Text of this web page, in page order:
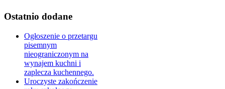
Ostatnio dodane
Ogłoszenie o przetargu
pisemnym
nieograniczonym na
wynajem kuchni i
zaplecza kuchennego.
Uroczyste zakończenie